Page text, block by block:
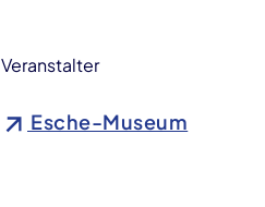
Veranstalter
Esche-Museum